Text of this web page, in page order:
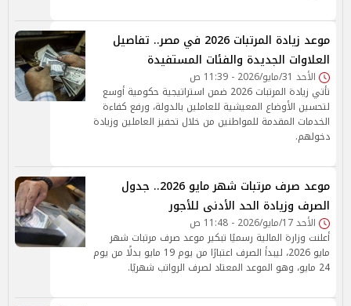
موعد زيادة المرتبات 2026 في مصر.. تفاصيل
العلاوات الجديدة والفئات المستفيدة
الأحد 31/مايو/2026 - 11:39 ص
تأتي زيادة المرتبات 2026 ضمن استراتيجية حكومية أوسع
لتحسين الأوضاع المعيشية للعاملين بالدولة، ورفع كفاءة
الخدمات المقدمة للمواطنين من خلال تحفيز العاملين وزيادة
دخولهم.
موعد صرف مرتبات شهر مايو 2026.. جدول
الصرف وزيادة الحد الأدنى للأجور
الأحد 17/مايو/2026 - 11:48 ص
أعلنت وزارة المالية رسميًا تبكير موعد صرف مرتبات شهر
مايو 2026، ليبدأ الصرف اعتبارًا من يوم 19 مايو بدلًا من يوم
24 مايو، وهو الموعد المعتاد لصرف الرواتب شهريًا.